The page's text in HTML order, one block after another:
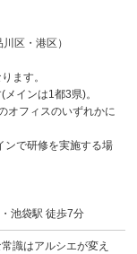
区・港区）
ます。
インは1都3県)。
オフィスのいずれかに
で研修を実施する場
池袋駅 徒歩7分
識はアルシエが変え